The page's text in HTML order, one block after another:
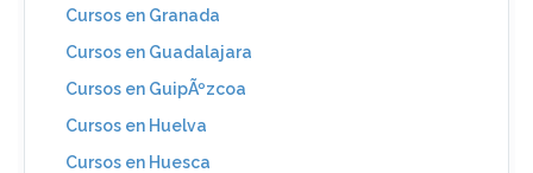
Cursos en Granada
Cursos en Guadalajara
Cursos en GuipÃºzcoa
Cursos en Huelva
Cursos en Huesca